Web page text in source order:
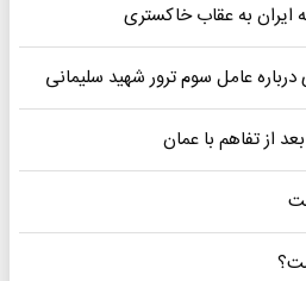
به عقاب خاکستری
عامل سوم ترور شهید سلیمانی
از تفاهم با عمان